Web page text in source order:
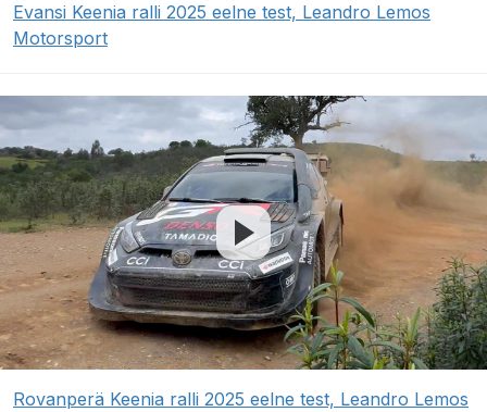
Evansi Keenia ralli 2025 eelne test, Leandro Lemos
Motorsport
Rovanperä Keenia ralli 2025 eelne test, Leandro Lemos